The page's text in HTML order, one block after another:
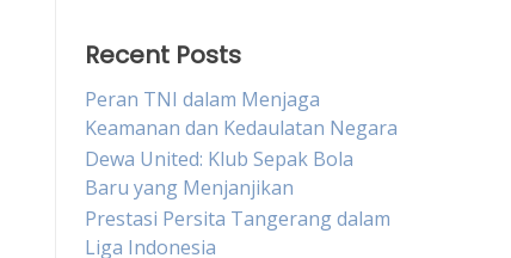
Recent Posts
Peran TNI dalam Menjaga
Keamanan dan Kedaulatan Negara
Dewa United: Klub Sepak Bola
Baru yang Menjanjikan
Prestasi Persita Tangerang dalam
Liga Indonesia